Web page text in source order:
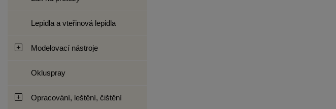
Lepidla a vteřinová lepidla
Modelovací nástroje
Okluspray
Opracování, leštění, čištění